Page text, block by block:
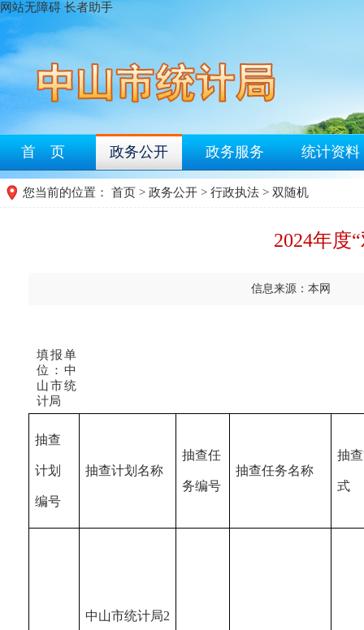
网站无障碍 长者助手
首 页 政务公开 政务服务 统计资料
您当前的位置： 首页 > 政务公开 > 行政执法 > 双随机
2024年度
信息来源：本网
填报单
位：中
山市统
计局
抽查
计划
编号
抽查计划名称
抽查任
务编号
抽查任务名称
抽
式
中山市统计局2